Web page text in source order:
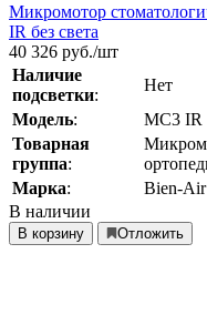
Микромотор
IR без света
40 326 руб./шт
Наличие
подсветки:
Нет
Модель:
MС3 IR
Товарная
группа:
Марка:
Bien-Air
В наличии
В корзину Отложить